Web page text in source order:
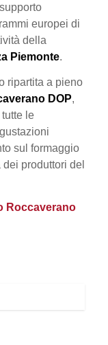
europei di
della
Piemonte.
ripartita a pieno
DOP,
le
sul formaggio
produttori del
Roccaverano